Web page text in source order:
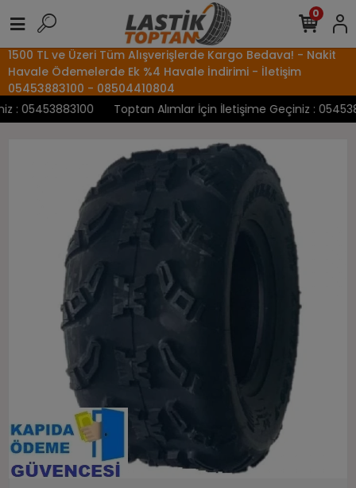
1500 TL ve Üzeri Tüm Alışverişlerde Kargo Bedava! - Nakit
Havale Ödemelerde Ek %4 Havale İndirimi - İletişim
05453883100 - 08504410804
05453883100
Toptan Alımlar İçin İletişime Geçiniz :
0